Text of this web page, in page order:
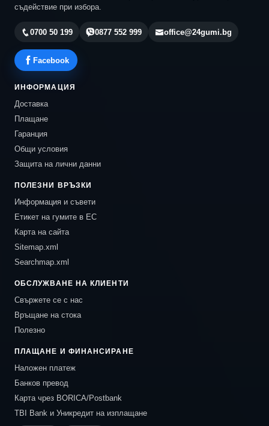
съдействие при избора.
0700 50 199 0877 552 999 office@24gumi.bg
Facebook
ИНФОРМАЦИЯ
Доставка
Плащане
Гаранция
Общи условия
Защита на лични данни
ПОЛЕЗНИ ВРЪЗКИ
Информация и съвети
Етикет на гумите в ЕС
Карта на сайта
Sitemap.xml
Searchmap.xml
ОБСЛУЖВАНЕ НА КЛИЕНТИ
Свържете се с нас
Връщане на стока
Полезно
ПЛАЩАНЕ И ФИНАНСИРАНЕ
Наложен платеж
Банков превод
Карта чрез BORICA/Postbank
TBI Bank и Уникредит на изплащане